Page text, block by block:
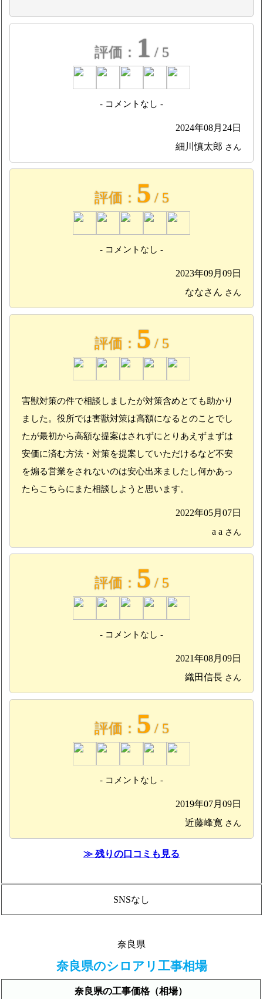
評価： 1 / 5
- コメントなし -
2024年08月24日
細川慎太郎 さん
評価： 5 / 5
- コメントなし -
2023年09月09日
ななさん さん
評価： 5 / 5
害獣対策の件で相談しましたが対策含めとても助かり
ました。役所では害獣対策は高額になるとのことでし
たが最初から高額な提案はされずにとりあえずまずは
安価に済む方法・対策を提案していただけるなど不安
を煽る営業をされないのは安心出来ましたし何かあっ
たらこちらにまた相談しようと思います。
2022年05月07日
a a さん
評価： 5 / 5
- コメントなし -
2021年08月09日
織田信長 さん
評価： 5 / 5
- コメントなし -
2019年07月09日
近藤峰寛 さん
≫ 残りの口コミも見る
SNSなし
奈良県
奈良県のシロアリ工事相場
奈良県の工事価格（相場）